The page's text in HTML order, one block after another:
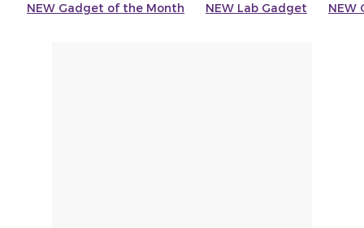
NEW Gadget of the Month NEW Lab Gadget NEW